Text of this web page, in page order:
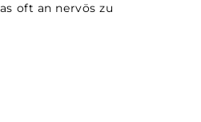
oft an nervös zu